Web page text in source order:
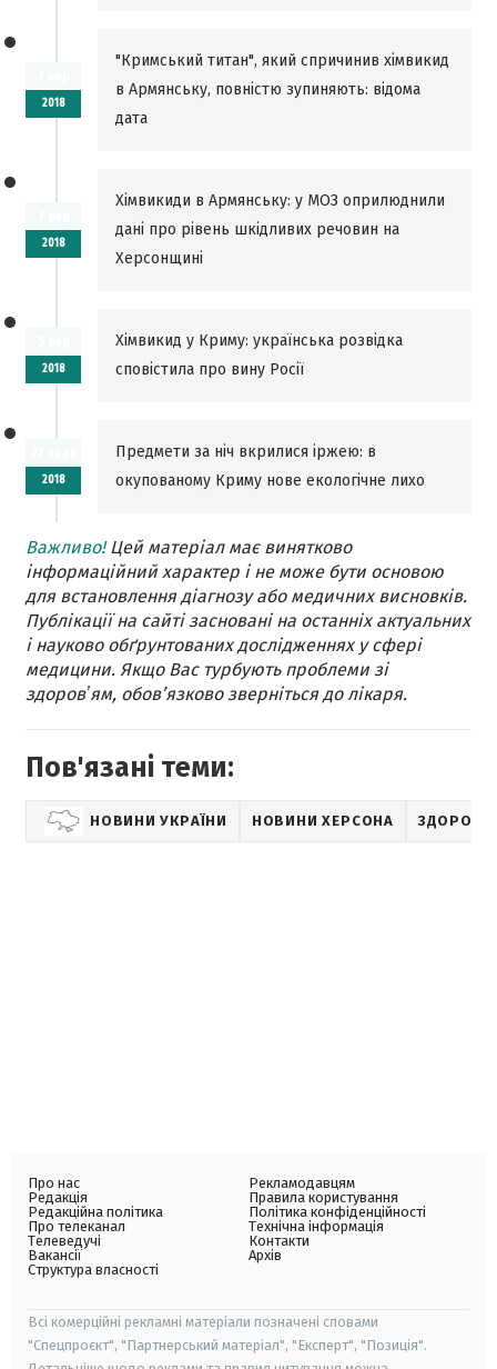
2018
"Кримський титан", який спричинив хімвикид
в Армянську, повністю зупиняють: відома
дата
2018
Хімвикиди в Армянську: у МОЗ оприлюднили
дані про рівень шкідливих речовин на
Херсонщині
2018
Хімвикид у Криму: українська розвідка
сповістила про вину Росії
2018
Предмети за ніч вкрилися іржею: в
окупованому Криму нове екологічне лихо
Важливо!Цей матеріал має винятково
інформаційний характер і не може бути основою
для встановлення діагнозу або медичних висновків.
Публікації на сайті засновані на останніх актуальних
і науково обґрунтованих дослідженнях у сфері
медицини. Якщо Вас турбують проблеми зі
здоровʼям, обов’язково зверніться до лікаря.
Пов'язані теми:
НОВИНИ УКРАЇНИ НОВИНИ ХЕРСОНА
Про нас
Редакція
Редакційна політика
Про телеканал
Телеведучі
Вакансії
Структура власності
Рекламодавцям
Правила користування
Політика конфіденційності
Технічна інформація
Контакти
Архів
Всі комерційні рекламні матеріали позначені словами
"Спецпроєкт", "Партнерський матеріал", "Експерт", "Позиція".